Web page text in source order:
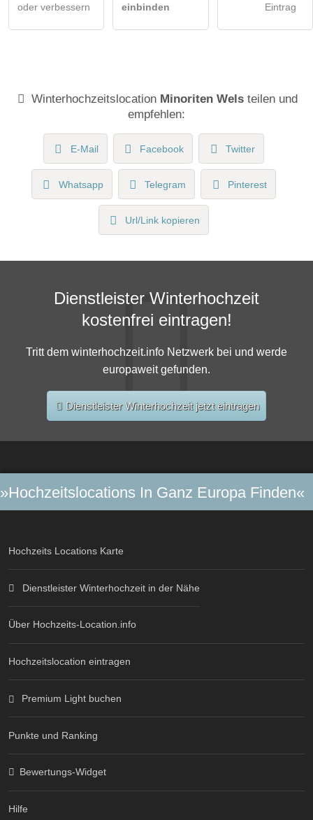
oder verbessern
einbinden
Eintrag
Winterhochzeitslocation Minoriten Wels teilen und
empfehlen:
E-Mail Facebook Twitter
Whatsapp Telegram Pinterest
Url/Link kopieren
Dienstleister Winterhochzeit
kostenfrei eintragen!
Tritt dem winterhochzeit.info Netzwerk bei und werde
europaweit gefunden.
Dienstleister Winterhochzeit jetzt eintragen
»Hochzeitslocations In Ganz Europa Finden«
Hochzeits Locations Karte
Dienstleister Winterhochzeit in der Nähe
Über Hochzeits-Location.info
Hochzeitslocation eintragen
Premium Light buchen
Punkte und Ranking
Bewertungs-Widget
Hilfe